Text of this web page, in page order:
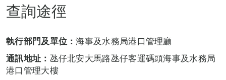
查詢途徑
執行部門及單位：海事及水務局港口管理廳
通訊地址： 氹仔北安大馬路氹仔客運碼頭海事及水務局
港口管理大樓